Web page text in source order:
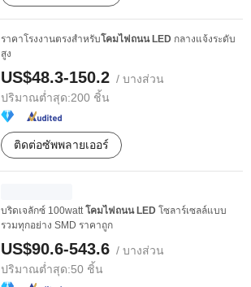
ราคาโรงงานตรงสำหรับโคมไฟถนน LED กลางแจ้งระดับ
สูง
US$48.3-150.2 / บางส่วน
ปริมาณต่ำสุด:200 ชิ้น
ติดต่อซัพพลายเออร์
บริดเจลักซ์ 100wattโคมไฟถนน LED โซลาร์เซลล์แบบ
รวมทุกอย่าง SMD ราคาถูก
US$90.6-543.6 / บางส่วน
ปริมาณต่ำสุด:50 ชิ้น